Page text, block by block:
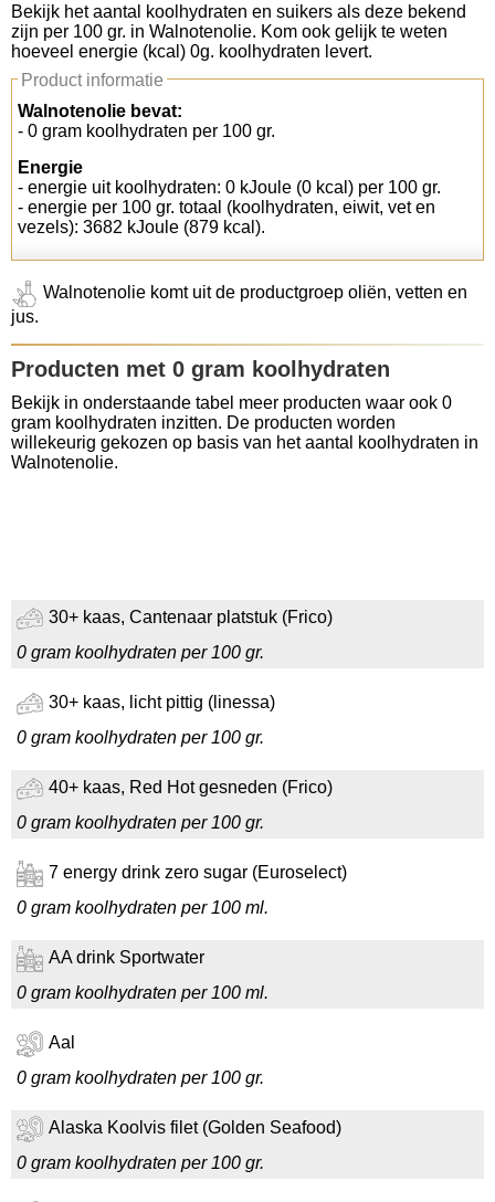
Koolhydraten tellen
Links
Bekijk het aantal koolhydraten en suikers als deze bekend
zijn per 100 gr. in Walnotenolie. Kom ook gelijk te weten
hoeveel energie (kcal) 0g. koolhydraten levert.
Product informatie
Walnotenolie bevat:
- 0 gram koolhydraten per 100 gr.
Energie
- energie uit koolhydraten: 0 kJoule (0 kcal) per 100 gr.
- energie per 100 gr. totaal (koolhydraten, eiwit, vet en
vezels): 3682 kJoule (879 kcal).
Walnotenolie komt uit de productgroep oliën, vetten en
jus.
Producten met 0 gram koolhydraten
Bekijk in onderstaande tabel meer producten waar ook 0
gram koolhydraten inzitten. De producten worden
willekeurig gekozen op basis van het aantal koolhydraten in
Walnotenolie.
30+ kaas, Cantenaar platstuk (Frico)
0 gram koolhydraten per 100 gr.
30+ kaas, licht pittig (linessa)
0 gram koolhydraten per 100 gr.
40+ kaas, Red Hot gesneden (Frico)
0 gram koolhydraten per 100 gr.
7 energy drink zero sugar (Euroselect)
0 gram koolhydraten per 100 ml.
AA drink Sportwater
0 gram koolhydraten per 100 ml.
Aal
0 gram koolhydraten per 100 gr.
Alaska Koolvis filet (Golden Seafood)
0 gram koolhydraten per 100 gr.